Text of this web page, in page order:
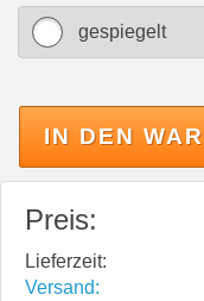
gespiegelt
IN DEN
Preis:
Lieferzeit:
Versand: